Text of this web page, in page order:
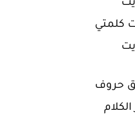
كلمتي
حروف